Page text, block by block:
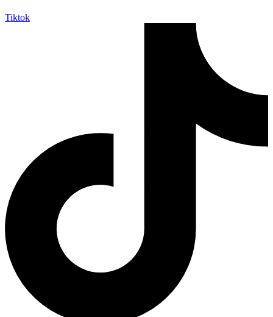
Tiktok